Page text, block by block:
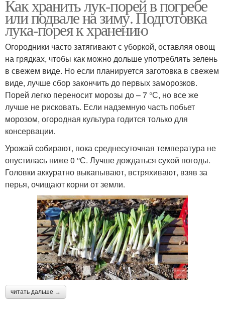
Как хранить лук-порей в погребе
или подвале на зиму. Подготовка
лука-порея к хранению
Огородники часто затягивают с уборкой, оставляя овощ
на грядках, чтобы как можно дольше употреблять зелень
в свежем виде. Но если планируется заготовка в свежем
виде, лучше сбор закончить до первых заморозков.
Порей легко переносит морозы до – 7 °С, но все же
лучше не рисковать. Если надземную часть побьет
морозом, огородная культура годится только для
консервации.
Урожай собирают, пока среднесуточная температура не
опустилась ниже 0 °С. Лучше дождаться сухой погоды.
Головки аккуратно выкапывают, встряхивают, взяв за
перья, очищают корни от земли.
читать дальше →